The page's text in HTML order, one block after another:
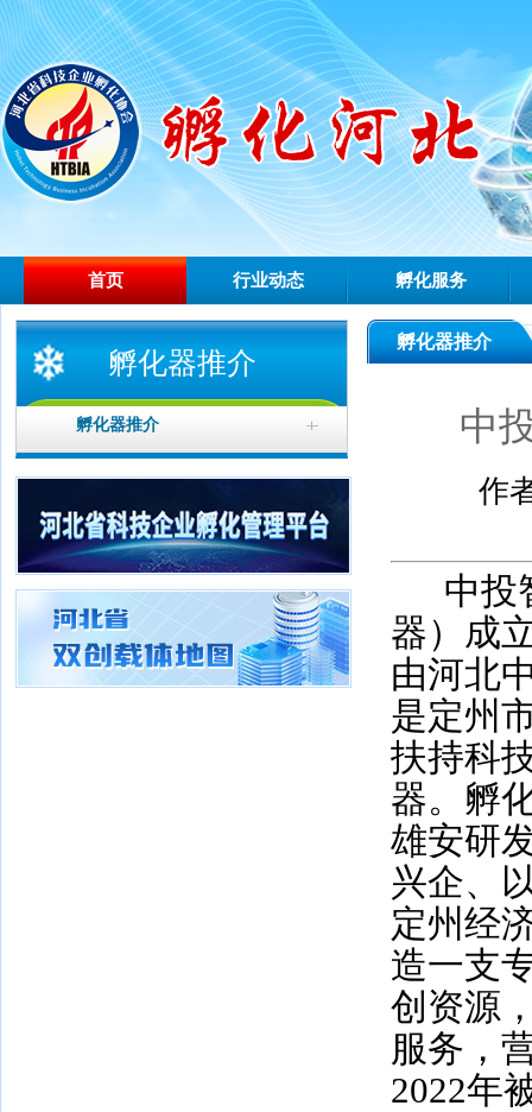
首页 行业动态 孵化服务
孵化器推介
孵化器推介
孵化器推介
中
作
中投
器）成
由河北
是定州
扶持科
器。孵
雄安研
兴企、
定州经
造一支
创资源
服务，
2022年